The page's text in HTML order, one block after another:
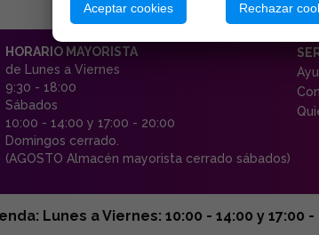
HORARIO MAYORISTA
de Lunes a Viernes
9:30 - 18:00
Sábados
10:00 - 14:00 y 17:00 - 20:00
Domingos cerrado.
(AGOSTO Almacén mayorista cerrado sábados)
Lunes a Viernes: 10:00 - 14:00 y
Aceptar cookies Rechazar